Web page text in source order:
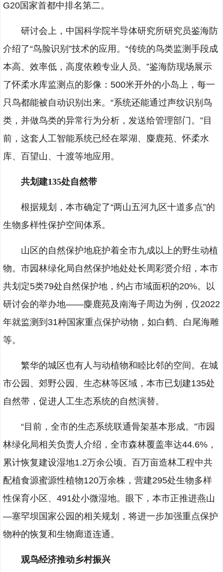
G20国家首都中排名第二。
研讨会上，中国科学院半导体研究所研究员鉴海防
介绍了“鸟脸识别”技术的应用。“传统的鸟类监测手段成
本高、效率低，高度依赖专业人员。”鉴海防现场展示
了怀柔水库监测点的影像：500米开外的小岛上，每一
只鸟都能被自动识别出来。“系统还能通过声纹识别鸟
类，并做鸟类的异常行为分析，发送给管理部门。”目
前，这套人工智能系统已经在翠湖、麋鹿苑、怀柔水
库、百望山、十渡等地应用。
共划建135处自然带
根据规划，本市确定了“两山五河九区十道多点”的
生物多样性保护空间体系。
山区的自然保护地庇护着全市九成以上的野生动植
物。市园林绿化局自然保护地处处长周彩贤介绍，本市
共划定5类79处自然保护地，约占市域面积的20%。以
研讨会的举办地——麋鹿苑及南海子周边为例，仅2022
年就监测到31种国家重点保护动物，如白鹤、白尾海雕
等。
繁华的城区也有人与动植物和睦比邻的空间。在城
市公园、郊野公园、生态林等区域，本市已划建135处
自然带，促进人工生态系统的自然演替。
“目前，全市的生态系统联通骨架基本形成。”市园
林绿化局相关负责人介绍，全市森林覆盖率达44.6%，
累计恢复建设湿地1.2万余公顷。百万亩造林工程中共
配植食源蜜源性植物120万余株，营建295处生物多样
性保育小区、491处小微湿地。眼下，本市正推进燕山
—塞罕坝国家公园的相关规划，将进一步加强重点保护
物种的恢复和生物廊道连通。
观鸟经济推动乡村振兴